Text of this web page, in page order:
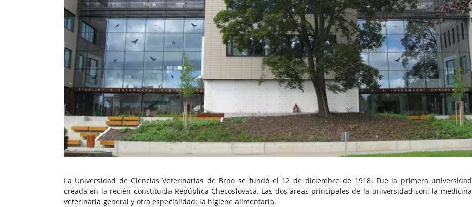
La Universidad de Ciencias Veterinarias de Brno se fundó el 12 de diciembre de 1918. Fue la primera universidad
creada en la recién constituida República Checoslovaca. Las dos áreas principales de la universidad son: la medicina
veterinaria general y otra especialidad: la higiene alimentaria.